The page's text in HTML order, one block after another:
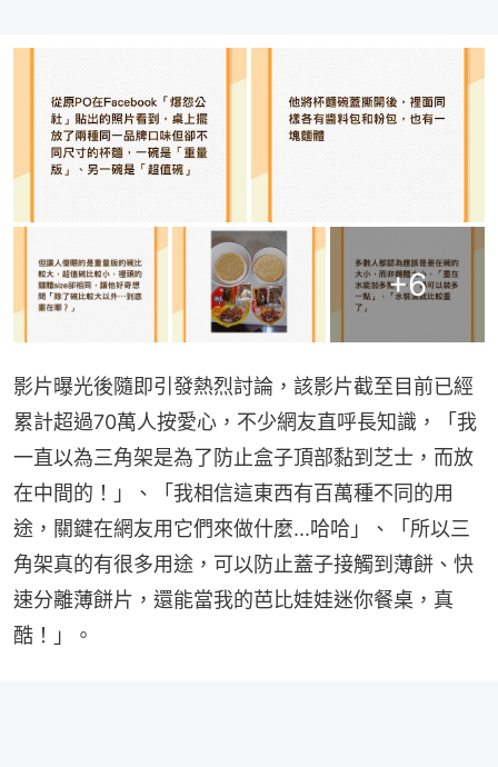
+6
影片曝光後隨即引發熱烈討論，該影片截至目前已經
累計超過70萬人按愛心，不少網友直呼長知識，「我
一直以為三角架是為了防止盒子頂部黏到芝士，而放
在中間的！」、「我相信這東西有百萬種不同的用
途，關鍵在網友用它們來做什麼...哈哈」、「所以三
角架真的有很多用途，可以防止蓋子接觸到薄餅、快
速分離薄餅片，還能當我的芭比娃娃迷你餐桌，真
酷！」。